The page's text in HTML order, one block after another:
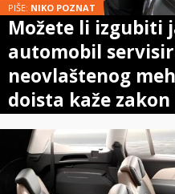
PIŠE: NIKO POZNAT
Možete li izgubiti
automobil
neovlaštenog
doista kaže zakon